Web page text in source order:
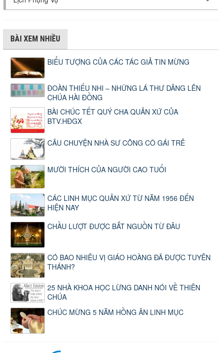
BÀI XEM NHIỀU
BIỂU TƯỢNG CỦA CÁC TÁC GIẢ TIN MỪNG
ĐOÀN THIẾU NHI – NHỮNG LÁ THƯ DÂNG LÊN
CHÚA HÀI ĐỒNG
BÀI CHÚC TẾT QUÝ CHA QUẢN XỨ CỦA
BTV.HĐGX
CÂU CHUYỆN NHÀ SƯ CÕNG CÔ GÁI TRẺ
MƯỜI THÍCH CỦA NGƯỜI CAO TUỔI
CÁC LINH MỤC QUẢN XỨ TỪ NĂM 1956 ĐẾN
HIỆN NAY
CHẦU LƯỢT ĐƯỢC BẮT NGUỒN TỪ ĐÂU
CÓ BAO NHIÊU VỊ GIÁO HOÀNG ĐÃ ĐƯỢC TUYÊN
THÁNH?
25 NHÀ KHOA HỌC LỪNG DANH NÓI VỀ THIÊN
CHÚA
CHÚC MỪNG 5 NĂM HỒNG ÂN LINH MỤC